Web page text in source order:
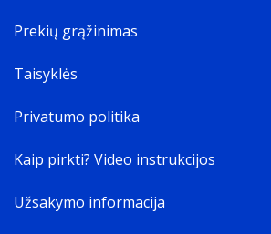
Prekių grąžinimas
Taisyklės
Privatumo politika
Kaip pirkti? Video instrukcijos
Užsakymo informacija